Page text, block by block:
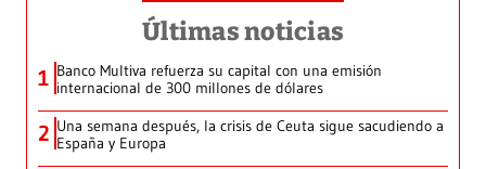
Últimas noticias
1 Banco Multiva refuerza su capital con una emisión
internacional de 300 millones de dólares
2 Una semana después, la crisis de Ceuta sigue sacudiendo a
España y Europa